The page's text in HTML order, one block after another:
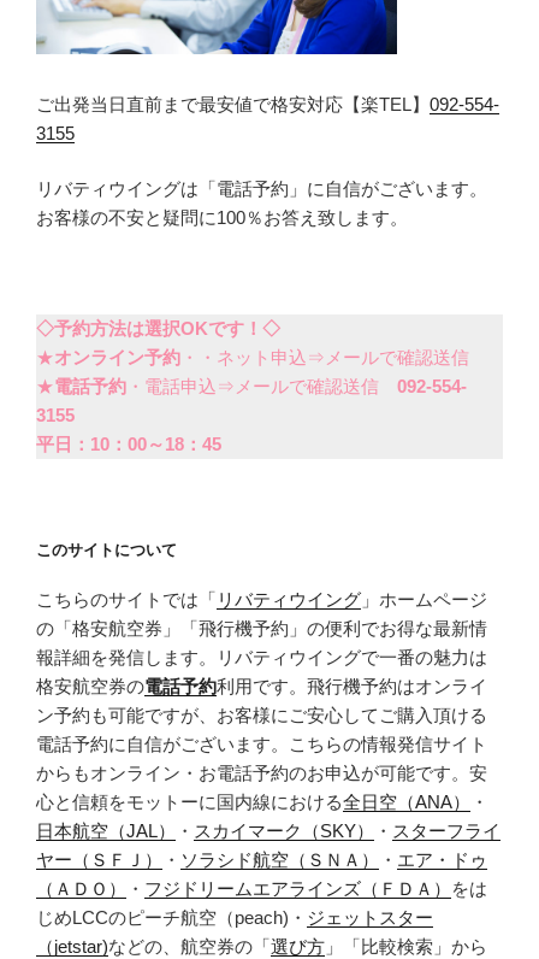
ご出発当日直前まで最安値で格安対応【楽TEL】 092-554-
3155
リバティウイングは「電話予約」に自信がございます。
お客様の不安と疑問に100％お答え致します。
◇予約方法は選択OKです！◇
★オンライン予約 ・・ネット申込⇒メールで確認送信
★電話予約 ・電話申込⇒メールで確認送信 092-554-
3155
平日：10：00～18：45
このサイトについて
こちらのサイトでは「 リバティウイング 」ホームページ
の「格安航空券」「飛行機予約」の便利でお得な最新情
報詳細を発信します。リバティウイングで一番の魅力は
格安航空券の電話予約利用です。飛行機予約はオンライ
ン予約も可能ですが、お客様にご安心してご購入頂ける
電話予約に自信がございます。こちらの情報発信サイト
からもオンライン・お電話予約のお申込が可能です。安
心と信頼をモットーに国内線における全日空（ANA）
・
日本航空（JAL）
・ スカイマーク（SKY） ・ スターフライ
ヤー（ＳＦＪ）
・ ソラシド航空（ＳＮＡ） ・ エア・ドゥ
（ＡＤＯ）
・ フジドリームエアラインズ（ＦＤＡ）
をは
じめLCCのピーチ航空（peach)・ ジェットスター
（jetstar)などの、航空券の「選び方 」「比較検索」から